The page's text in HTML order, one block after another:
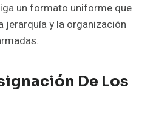
un formato uniforme que
jerarquía y la organización
De Los